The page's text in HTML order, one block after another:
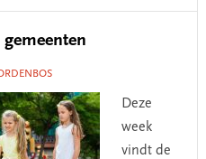
Deze
week
vindt de